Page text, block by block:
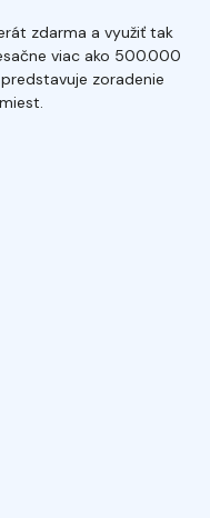
zdarma a využiť tak
viac ako 500.000
predstavuje zoradenie